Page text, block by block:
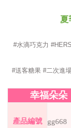
夏
#水滴巧克力
#送客糖果 #二次進
幸福朵朵
產品編號 gg668